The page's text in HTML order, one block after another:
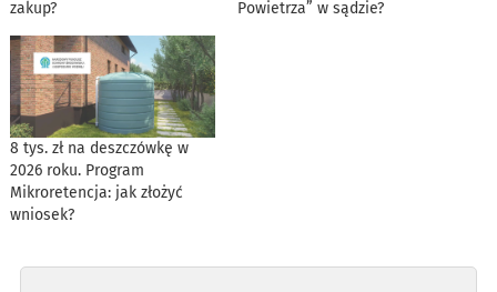
zakup?
Powietrza” w sądzie?
8 tys. zł na deszczówkę w
2026 roku. Program
Mikroretencja: jak złożyć
wniosek?